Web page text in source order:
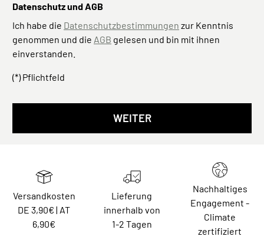
Datenschutz und AGB
Ich habe die Datenschutzbestimmungen zur Kenntnis
genommen und die AGB gelesen und bin mit ihnen
einverstanden.
(*) Pflichtfeld
WEITER
Versandkosten
DE 3,90€ | AT
6,90€
Lieferung
innerhalb von
1-2 Tagen
Nachhaltiges
Engagement -
Climate
zertifiziert